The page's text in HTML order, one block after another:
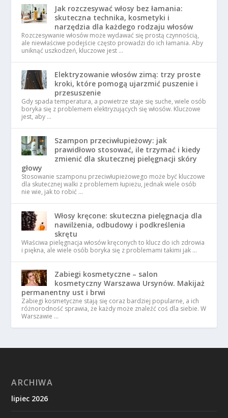
Jak rozczesywać włosy bez łamania:
skuteczna technika, kosmetyki i
narzędzia dla każdego rodzaju włosów
Rozczesywanie włosów może wydawać się prostą czynnością,
ale niewłaściwe podejście często prowadzi do ich łamania. Aby
uniknąć uszkodzeń, kluczowe jest …
Elektryzowanie włosów zimą: trzy proste
kroki, które pomogą ujarzmić puszenie i
przesuszenie
Gdy spada temperatura, a powietrze staje się suche, wiele osób
boryka się z problemem elektryzujących się włosów. Kluczowe
jest, aby …
Szampon przeciwłupieżowy: jak
prawidłowo stosować, ile trzymać i kiedy
zmienić dla skutecznej pielęgnacji skóry
głowy
Stosowanie szamponu przeciwłupieżowego może być kluczowe
dla skutecznej walki z problemem łupieżu, jednak wiele osób
nie wie, jak to robić …
Włosy kręcone: skuteczna pielęgnacja dla
nawilżenia, odbudowy i podkreślenia
skrętu
Właściwa pielęgnacja włosów kręconych to klucz do ich zdrowia
i piękna, ale wiele osób boryka się z problemami takimi jak …
Zabiegi kosmetyczne – salon
kosmetyczny Warszawa Ursynów. Makijaż
permanentny ust i brwi
Zabiegi kosmetyczne stają się coraz bardziej popularne, a ich
różnorodność sprawia, że każdy może znaleźć coś dla siebie. W
Warszawie …
ARCHIWA
lipiec 2026